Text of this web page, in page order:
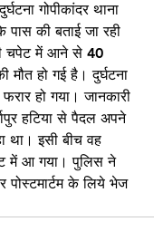
गोपीकांदर थाना
पास की बताई जा रही
चपेट में आने से 40
मौत हो गई है। दुर्घटना
हो गया। जानकारी
हटिया से पैदल अपने
था। इसी बीच वह
में आ गया। पुलिस ने
के लिये भेज